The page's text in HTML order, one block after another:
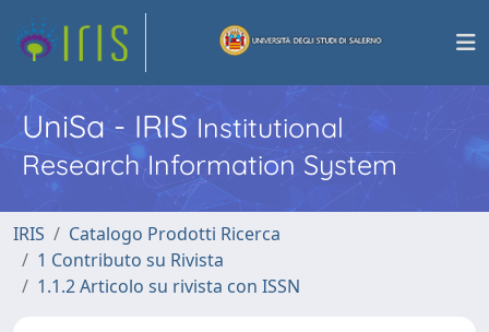
UniSa - IRISInstitutional
Research Information System
IRIS
Catalogo Prodotti Ricerca
1 Contributo su Rivista
1.1.2 Articolo su rivista con ISSN